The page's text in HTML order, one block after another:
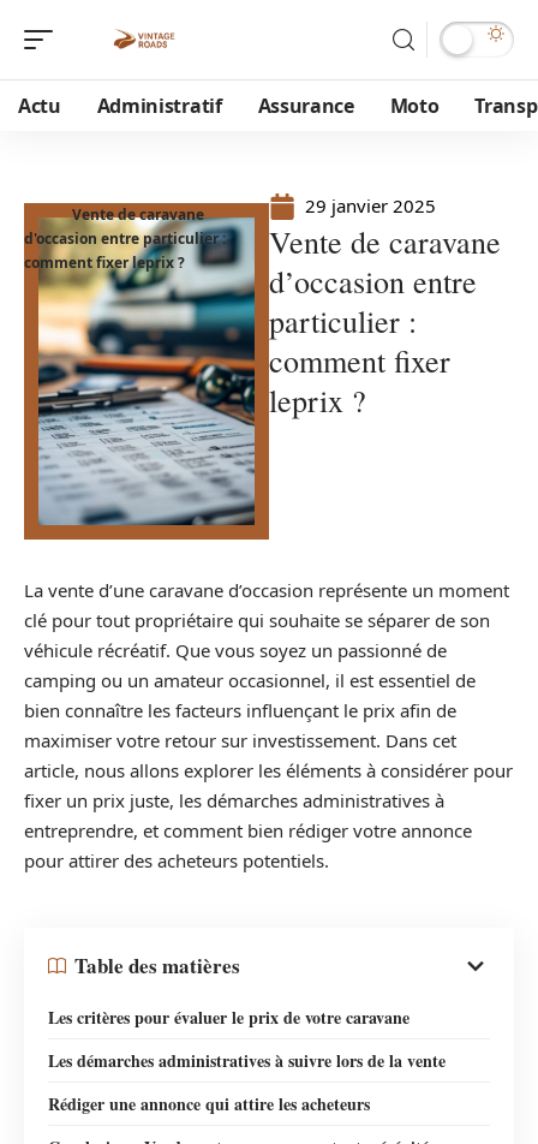
Actu Administratif Assurance Moto
Vente de caravane
d'occasion entre particulier :
comment fixer leprix ?
29 janvier 2025
Vente de caravane
d’occasion entre
particulier :
comment fixer
leprix ?
La vente d’une caravane d’occasion représente un moment
clé pour tout propriétaire qui souhaite se séparer de son
véhicule récréatif. Que vous soyez un passionné de
camping ou un amateur occasionnel, il est essentiel de
bien connaître les facteurs influençant le prix afin de
maximiser votre retour sur investissement. Dans cet
article, nous allons explorer les éléments à considérer pour
fixer un prix juste, les démarches administratives à
entreprendre, et comment bien rédiger votre annonce
pour attirer des acheteurs potentiels.
Table des matières
Les critères pour évaluer le prix de votre caravane
Les démarches administratives à suivre lors de la vente
Rédiger une annonce qui attire les acheteurs